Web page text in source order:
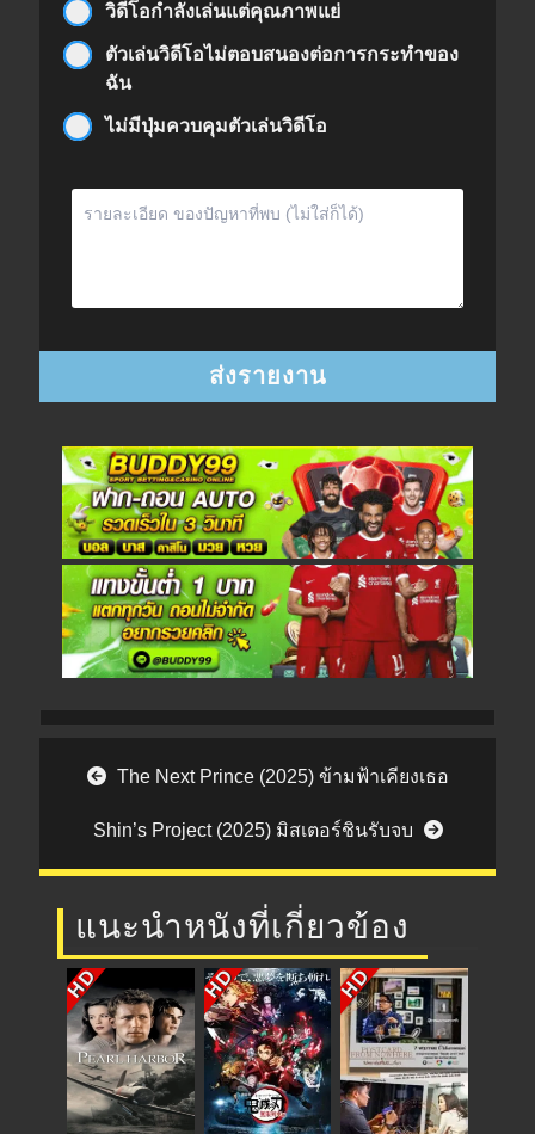
วิดีโอกำลังเล่นแต่คุณภาพแย่
ตัวเล่นวิดีโอไม่ตอบสนองต่อการกระทำของ
ฉัน
ไม่มีปุ่มควบคุมตัวเล่นวิดีโอ
Post navigation
The Next Prince (2025) ข้ามฟ้าเคียงเธอ
Shin’s Project (2025) มิสเตอร์ชินรับจบ
แนะนำหนังที่เกี่ยวข้อง
HD HD HD